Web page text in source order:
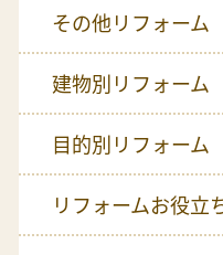
その他リフォーム
建物別リフォーム
目的別リフォーム
リフォームお役立